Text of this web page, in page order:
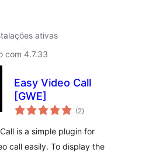
ativas
com 4.7.33
Easy Video Call
[GWE]
(2avaliações
totais
)
is a simple plugin for
call easily. To display the